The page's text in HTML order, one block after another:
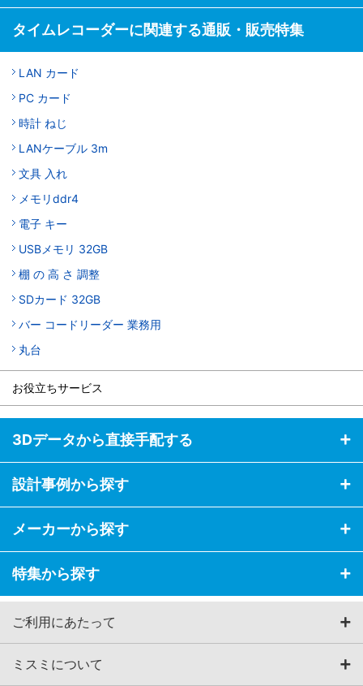
タイムレコーダーに関連する通販・販売特集
LAN カード
PC カード
時計 ねじ
LANケーブル 3m
文具 入れ
メモリddr4
電子 キー
USBメモリ 32GB
棚 の 高 さ 調整
SDカード 32GB
バー コードリーダー 業務用
丸台
お役立ちサービス
3Dデータから直接手配する
設計事例から探す
メーカーから探す
特集から探す
ご利用にあたって
ミスミについて